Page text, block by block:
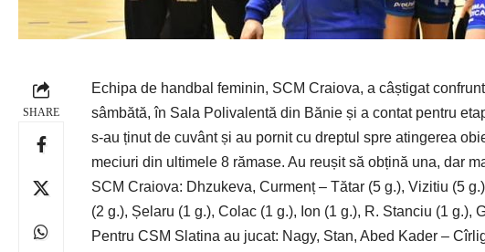
SHARE
Echipa de handbal feminin, SCM Craiova, a câștigat
sâmbătă, în Sala Polivalentă din Bănie și a contat pentru
s-au ținut de cuvânt și au pornit cu dreptul spre atingerea
meciuri din ultimele 8 rămase. Au reușit să obțină una, dar
SCM Craiova: Dhzukeva, Curmenț – Tătar (5 g.), Vizitiu (5
(2 g.), Șelaru (1 g.), Colac (1 g.), Ion (1 g.), R. Stanciu (1 g.),
Pentru CSM Slatina au jucat: Nagy, Stan, Abed Kader –